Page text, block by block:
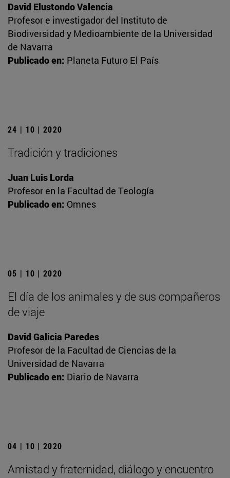
David Elustondo Valencia
Profesor e investigador del Instituto de
Biodiversidad y Medioambiente de la Universidad
de Navarra
Publicado en: Planeta Futuro El País
24 | 10 | 2020
Tradición y tradiciones
Juan Luis Lorda
Profesor en la Facultad de Teología
Publicado en: Omnes
05 | 10 | 2020
El día de los animales y de sus compañeros
de viaje
David Galicia Paredes
Profesor de la Facultad de Ciencias de la
Universidad de Navarra
Publicado en: Diario de Navarra
04 | 10 | 2020
Amistad y fraternidad, diálogo y encuentro